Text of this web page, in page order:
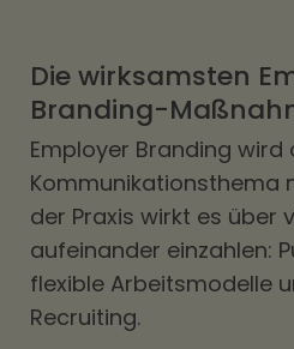
Die wirksamsten
Branding-
Employer Branding wird
Kommunikationsthema
der Praxis wirkt es über
aufeinander einzahlen:
flexible Arbeitsmodelle
Recruiting.